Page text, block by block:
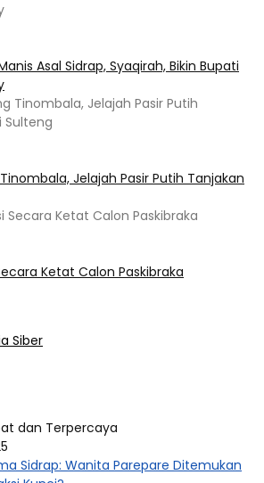
Asal Sidrap, Syaqirah, Bikin Bupati
Jelajah Pasir Putih Tanjakan
Ketat Calon Paskibraka
Siber
dan Terpercaya
Sidrap: Wanita Parepare Ditemukan